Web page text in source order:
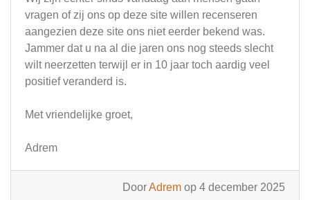
vragen of zij ons op deze site willen recenseren
aangezien deze site ons niet eerder bekend was.
Jammer dat u na al die jaren ons nog steeds slecht
wilt neerzetten terwijl er in 10 jaar toch aardig veel
positief veranderd is.
Met vriendelijke groet,
Adrem
DoorAdrem op 4 december 2025